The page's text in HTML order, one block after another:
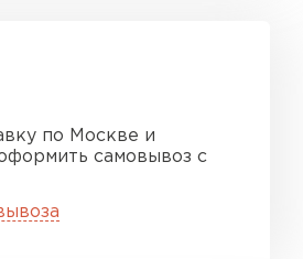
по Москве и
самовывоз с